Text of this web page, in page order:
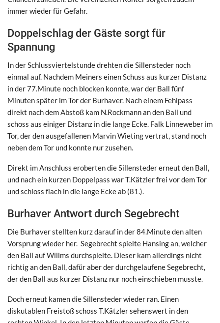
immer wieder für Gefahr.
Doppelschlag der Gäste sorgt für
Spannung
In der Schlussviertelstunde drehten die Sillensteder noch
einmal auf. Nachdem Meiners einen Schuss aus kurzer Distanz
in der 77.Minute noch blocken konnte, war der Ball fünf
Minuten später im Tor der Burhaver. Nach einem Fehlpass
direkt nach dem Abstoß kam N.Rockmann an den Ball und
schoss aus einiger Distanz in die lange Ecke. Falk Linneweber im
Tor, der den ausgefallenen Marvin Wieting vertrat, stand noch
neben dem Tor und konnte nur zusehen.
Direkt im Anschluss eroberten die Sillensteder erneut den Ball,
und nach ein kurzen Doppelpass war T.Kätzler frei vor dem Tor
und schloss flach in die lange Ecke ab (81.).
Burhaver Antwort durch Segebrecht
Die Burhaver stellten kurz darauf in der 84.Minute den alten
Vorsprung wieder her. Segebrecht spielte Hansing an, welcher
den Ball auf Willms durchspielte. Dieser kam allerdings nicht
richtig an den Ball, dafür aber der durchgelaufene Segebrecht,
der den Ball aus kurzer Distanz nur noch einschieben musste.
Doch erneut kamen die Sillensteder wieder ran. Einen
diskutablen Freistoß schoss T.Kätzler sehenswert in den